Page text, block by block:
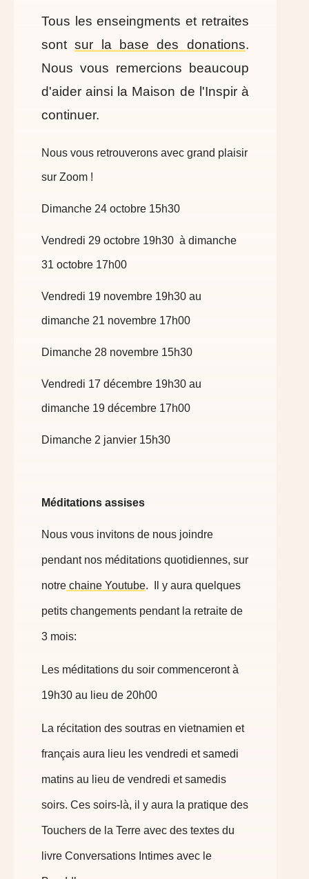
Tous les enseingments et retraites
sontsur la base des donations.
Nous vous remercions beaucoup
d'aider ainsi la Maison de l'Inspir à
continuer.
Nous vous retrouverons avec grand plaisir
sur Zoom !
Dimanche 24 octobre 15h30
Vendredi 29 octobre 19h30 à dimanche
31 octobre 17h00
Vendredi 19 novembre 19h30 au
dimanche 21 novembre 17h00
Dimanche 28 novembre 15h30
Vendredi 17 décembre 19h30 au
dimanche 19 décembre 17h00
Dimanche 2 janvier 15h30
Méditations assises
Nous vous invitons de nous joindre
pendant nos méditations quotidiennes, sur
notre chaine Youtube. Il y aura quelques
petits changements pendant la retraite de
3 mois:
Les méditations du soir commenceront à
19h30 au lieu de 20h00
La récitation des soutras en vietnamien et
français aura lieu les vendredi et samedi
matins au lieu de vendredi et samedis
soirs. Ces soirs-là, il y aura la pratique des
Touchers de la Terre avec des textes du
livre Conversations Intimes avec le